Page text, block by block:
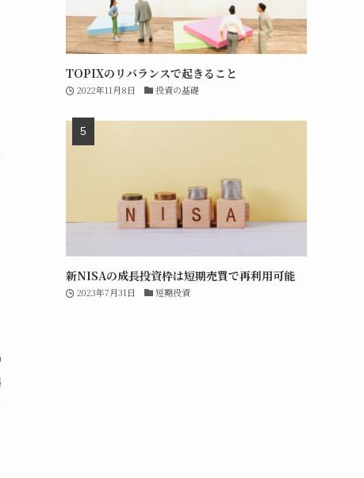
TOPIXのリバランスで起きること
2022年11月8日 投資の基礎
新NISAの成長投資枠は短期売買で再利用可能
2023年7月31日 短期投資